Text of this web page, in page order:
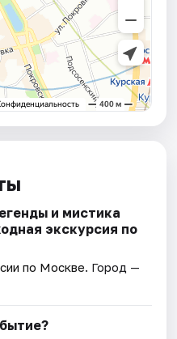
и мистика
экскурсия по
по Москве. Город —